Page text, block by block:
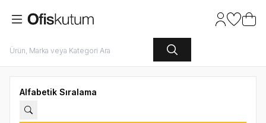
Hesabım
Alfabetik Sıralama